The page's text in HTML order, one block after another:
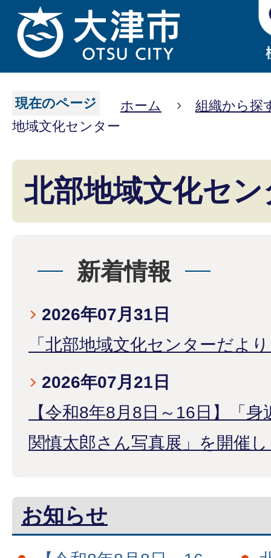
現在のページ ホーム
組織から探
地域文化センター
北部地域文化セン
新着情報
2026年07月31日
「北部地域文化センターだよ
2026年07月21日
【令和8年8月8日～16日】「
関慎太郎さん写真展」を開催
お知らせ